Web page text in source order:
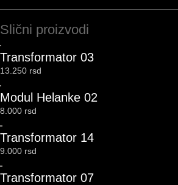
Slični proizvodi
Transformator 03
13.250 rsd
Modul Helanke 02
8.000 rsd
Transformator 14
9.000 rsd
Transformator 07